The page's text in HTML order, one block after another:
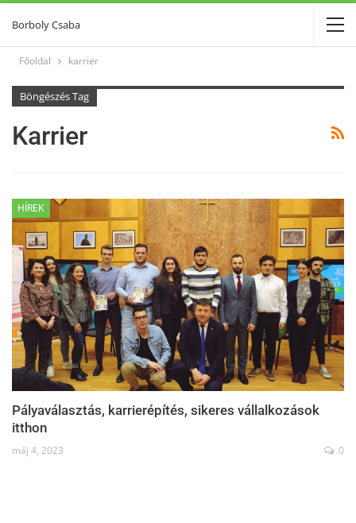
Borboly Csaba
Főoldal karrier
Böngészés Tag
Karrier
HÍREK
Pályaválasztás, karrierépítés, sikeres vállalkozások
itthon
máj 4, 2023 0